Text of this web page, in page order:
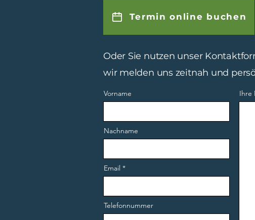
Termin online buchen
Oder Sie nutzen unser
wir melden uns zeitnah und
Vorname
Nachname
Email
Telefonnummer
Ihre